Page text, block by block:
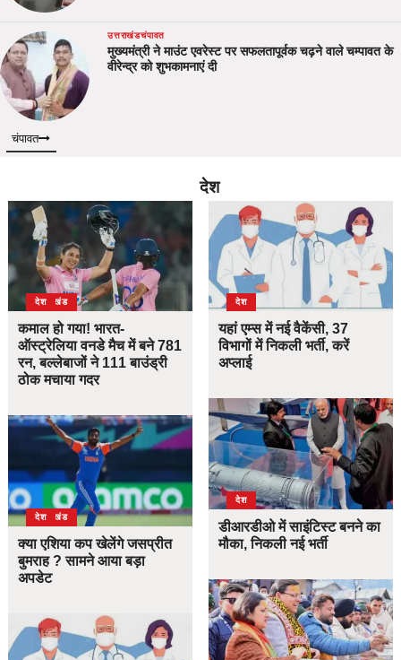
उत्तराखंडचंपावत
मुख्यमंत्री ने माउंट एवरेस्ट पर सफलतापूर्वक चढ़ने वाले चम्पावत के
वीरेन्द्र को शुभकामनाएं दी
चंपावत
देश
उत्तराखंड
देश
कमाल हो गया! भारत-
ऑस्ट्रेलिया वनडे मैच में बने 781
रन, बल्लेबाजों ने 111 बाउंड्री
ठोक मचाया गदर
उत्तराखंड
देश
क्या एशिया कप खेलेंगे जसप्रीत
बुमराह ? सामने आया बड़ा
अपडेट
देश
यहां एम्स में नई वैकेंसी, 37
विभागों में निकली भर्ती, करें
अप्लाई
देश
डीआरडीओ में साइंटिस्ट बनने का
मौका, निकली नई भर्ती